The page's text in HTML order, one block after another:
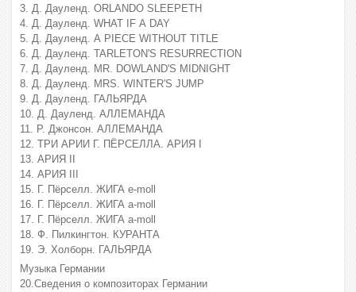
3. Д. Дауленд. ORLANDO SLEEPETH
4. Д. Дауленд. WHAT IF А DAY
5. Д. Дауленд. А PIECE WITHOUT TITLE
6. Д. Дауленд. TARLETON'S RESURRECTION
7. Д. Дауленд. MR. DOWLAND'S MIDNIGHT
8. Д. Дауленд. MRS. WINTER'S JUMP
9. Д. Дауленд. ГАЛЬЯРДА
10. Д. Дауленд. АЛЛЕМАНДА
11. Р. Джонсон. АЛЛЕМАНДА
12. ТРИ АРИИ Г. ПЁРСЕЛЛА. АРИЯ I
13. АРИЯ II
14. АРИЯ III
15. Г. Пёрселл. ЖИГА е-moll
16. Г. Пёрселл. ЖИГА а-moll
17. Г. Пёрселл. ЖИГА а-moll
18. Ф. Пилкингтон. КУРАНТА
19. Э. Холборн. ГАЛЬЯРДА
Музыка Германии
20.Сведения о композиторах Германии